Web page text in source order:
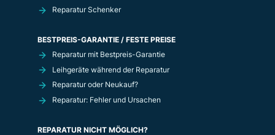
Reparatur Schenker
BESTPREIS-GARANTIE / FESTE PREISE
Reparatur mit Bestpreis-Garantie
Leihgeräte während der Reparatur
Reparatur oder Neukauf?
Reparatur: Fehler und Ursachen
REPARATUR NICHT MÖGLICH?